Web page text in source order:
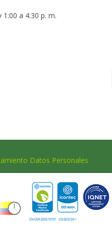
1:00 a 4:30 p. m.
Datos Personales